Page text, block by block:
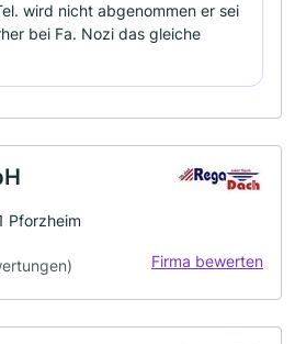
wird nicht abgenommen er sei
bei Fa. Nozi das gleiche
Pforzheim
Firma bewerten